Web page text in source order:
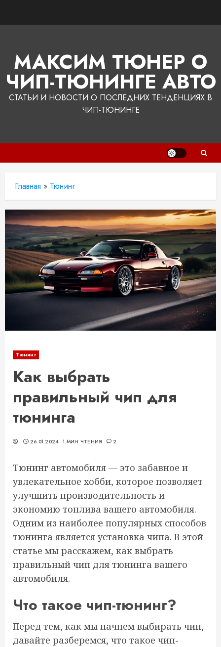
МАКСИМ ТЮНЕР О
ЧИП-ТЮНИНГЕ АВТО
СТАТЬИ И НОВОСТИ О ПОСЛЕДНИХ ТЕНДЕНЦИЯХ В
ЧИП-ТЮНИНГЕ
Главная » Тюнинг
Тюнинг
Как выбрать
правильный чип для
тюнинга
26.01.2024 1 МИН ЧТЕНИЯ 2
Тюнинг автомобиля — это забавное и
увлекательное хобби, которое позволяет
улучшить производительность и
экономию топлива вашего автомобиля.
Одним из наиболее популярных способов
тюнинга является установка чипа. В этой
статье мы расскажем, как выбрать
правильный чип для тюнинга вашего
автомобиля.
Что такое чип-тюнинг?
Перед тем, как мы начнем выбирать чип,
давайте разберемся, что такое чип-